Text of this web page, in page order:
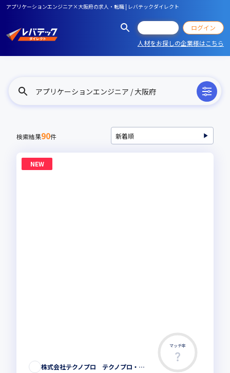
アプリケーションエンジニア×大阪府の求人・転職 | レバテックダイレクト
ログイン
人材をお探しの企業様はこちら
アプリケーションエンジニア / 大阪府
検索結果90件
NEW
マッチ率
株式会社テクノプロ テクノプロ・エンジニアリング社